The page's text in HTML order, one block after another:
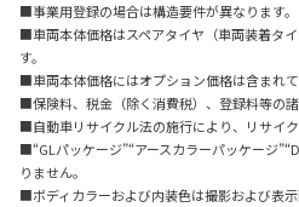
■事業用登録の場合は構造要件が異なります。
■車両本体価格はスペアタイヤ（車両装着タ
す。
■車両本体価格にはオプション価格は含まれて
■保険料、税金（除く消費税）、登録料等の諸
■自動車リサイクル法の施行により、リサイク
■“GLパッケージ”“アースカラーパッケージ
りません。
■ボディカラーおよび内装色は撮影および表